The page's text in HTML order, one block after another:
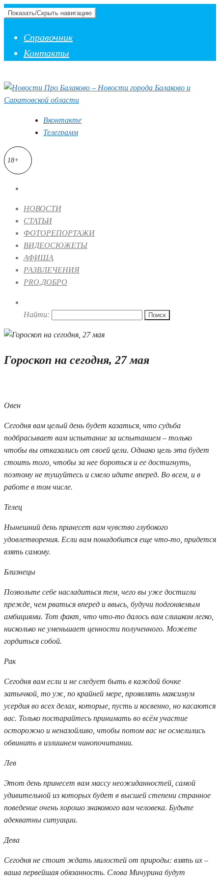
Показать/Скрыть навигацию
Справочник
Контакты
Вконтакте
Телеграмм
18+
НОВОСТИ
СТАТЬИ
ФОТОРЕПОРТАЖИ
ВИДЕОСЮЖЕТЫ
АФИША
РАЗВЛЕЧЕНИЯ
PRO.ДОБРО
Найти:
Гороскоп на сегодня, 27 мая
Овен
Сегодня вам целый день будет казаться, что судьба
подбрасывает вам испытание за испытанием – только
чтобы вы отказались от своей цели. Однако цель эта будет
стоить того, чтобы за нее бороться и ее достигнуть,
поэтому не тушуйтесь и смело идите вперед. Во всем, и в
работе в том числе.
Телец
Нынешний день принесет вам чувство глубокого
удовлетворения. Если вам понадобится еще что-то, придется
взять самому.
Близнецы
Позвольте себе насладиться тем, чего вы уже достигли
прежде, чем рваться вперед и ввысь, будучи подгоняемым
амбициями. Тот факт, что что-то далось вам слишком легко,
нисколько не уменьшает ценности полученного. Можете
гордиться собой.
Рак
Сегодня вам если и не следует быть в каждой бочке
затычкой, то уж, по крайней мере, проявлять максимум
усердия во всех делах, которые, пусть и косвенно, но касаются
вас. Только постарайтесь принимать во всём участие
осторожно и неназойливо, чтобы потом вас не осмелились
обвинить в излишнем чинопочитании.
Лев
Этот день принесет вам массу неожиданностей, самой
удивительной из которых будет в высшей степени странное
поведение очень хорошо знакомого вам человека. Будьте
адекватны ситуации.
Дева
Сегодня не стоит ждать милостей от природы: взять их –
ваша первейшая обязанность. Слова Мичурина будут